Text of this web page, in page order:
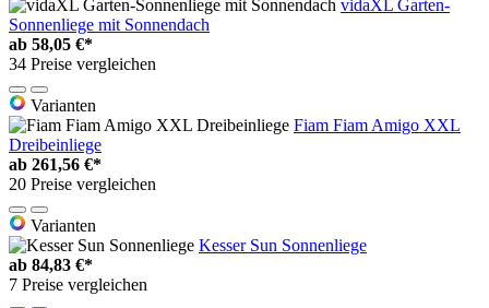
vidaXL Garten-
Sonnenliege mit Sonnendach
ab 58,05 €*
34 Preise vergleichen
Varianten
Fiam Fiam Amigo XXL
Dreibeinliege
ab 261,56 €*
20 Preise vergleichen
Varianten
Kesser Sun Sonnenliege
ab 84,83 €*
7 Preise vergleichen